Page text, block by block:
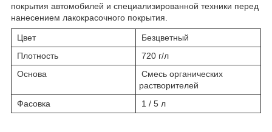
покрытия автомобилей и специализированной техники перед
нанесением лакокрасочного покрытия.
Цвет
Безцветный
Плотность
720 г/л
Основа
Смесь органических
растворителей
Фасовка
1 / 5 л